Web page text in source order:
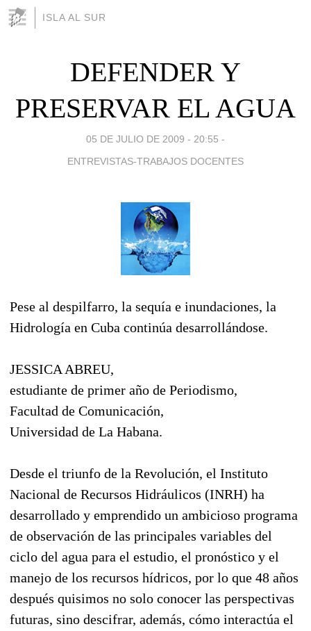
ISLA AL SUR
DEFENDER Y
PRESERVAR EL AGUA
05 DE JULIO DE 2009 - 20:55 -
ENTREVISTAS-TRABAJOS DOCENTES
Pese al despilfarro, la sequía e inundaciones, la
Hidrología en Cuba continúa desarrollándose.
JESSICA ABREU,
estudiante de primer año de Periodismo,
Facultad de Comunicación,
Universidad de La Habana.
Desde el triunfo de la Revolución, el Instituto
Nacional de Recursos Hidráulicos (INRH) ha
desarrollado y emprendido un ambicioso programa
de observación de las principales variables del
ciclo del agua para el estudio, el pronóstico y el
manejo de los recursos hídricos, por lo que 48 años
después quisimos no solo conocer las perspectivas
futuras, sino descifrar, además, cómo interactúa el